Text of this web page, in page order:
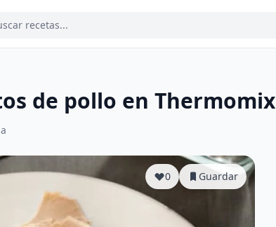
de pollo en Thermomix
0 Guardar